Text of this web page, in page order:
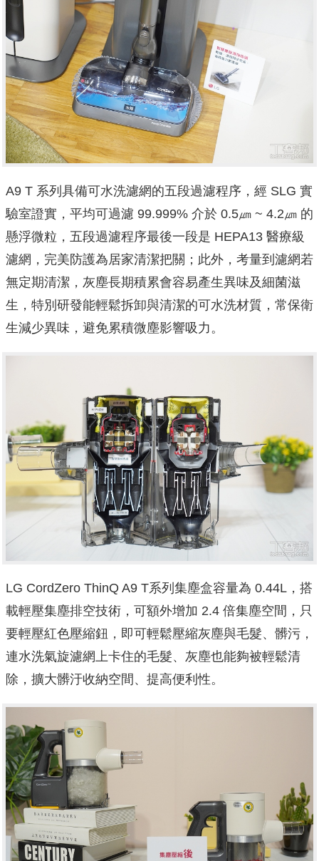
A9 T 系列具備可水洗濾網的五段過濾程序，經 SLG 實
驗室證實，平均可過濾 99.999% 介於 0.5㎛ ~ 4.2㎛ 的
懸浮微粒，五段過濾程序最後一段是 HEPA13 醫療級
濾網，完美防護為居家清潔把關；此外，考量到濾網若
無定期清潔，灰塵長期積累會容易產生異味及細菌滋
生，特別研發能輕鬆拆卸與清潔的可水洗材質，常保衛
生減少異味，避免累積微塵影響吸力。
LG CordZero ThinQ A9 T系列集塵盒容量為 0.44L，搭
載輕壓集塵排空技術，可額外增加 2.4 倍集塵空間，只
要輕壓紅色壓縮鈕，即可輕鬆壓縮灰塵與毛髮、髒污，
連水洗氣旋濾網上卡住的毛髮、灰塵也能夠被輕鬆清
除，擴大髒汙收納空間、提高便利性。